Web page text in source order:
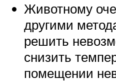
Животному
другими
решить
снизить
помещении